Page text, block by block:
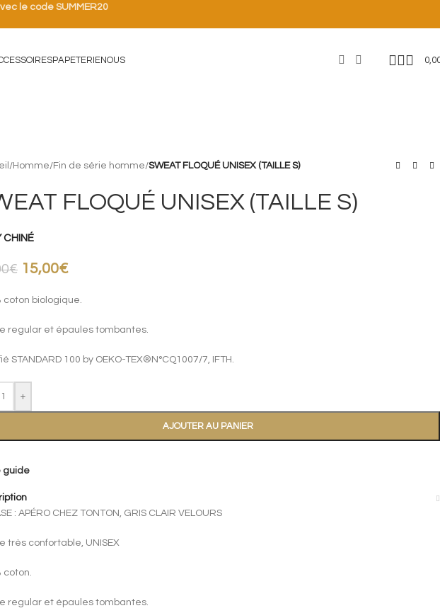
le code SUMMER20
PAPETERIENOUS
/Homme/Fin de série homme/SWEAT FLOQUÉ UNISEX (TAILLE S)
FLOQUÉ UNISEX (TAILLE S)
CHINÉ
€ 15,00€
coton biologique.
regular et épaules tombantes.
STANDARD 100 by OEKO-TEX®N°CQ1007/7, IFTH.
+
AJOUTER AU PANIER
guide
: APÉRO CHEZ TONTON, GRIS CLAIR VELOURS
très confortable, UNISEX
coton.
regular et épaules tombantes.